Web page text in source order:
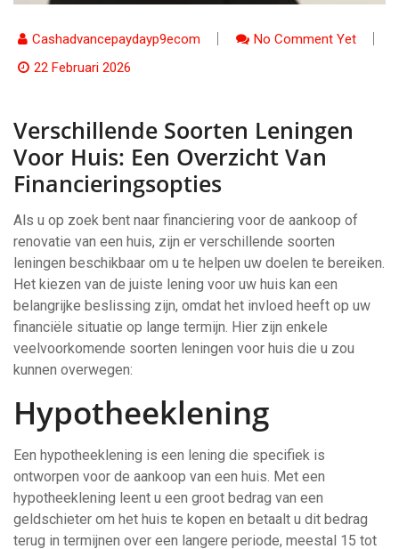
Cashadvancepaydayp9ecom
No Comment Yet
22 Februari 2026
Verschillende Soorten Leningen
Voor Huis: Een Overzicht Van
Financieringsopties
Als u op zoek bent naar financiering voor de aankoop of
renovatie van een huis, zijn er verschillende soorten
leningen beschikbaar om u te helpen uw doelen te bereiken.
Het kiezen van de juiste lening voor uw huis kan een
belangrijke beslissing zijn, omdat het invloed heeft op uw
financiële situatie op lange termijn. Hier zijn enkele
veelvoorkomende soorten leningen voor huis die u zou
kunnen overwegen:
Hypotheeklening
Een hypotheeklening is een lening die specifiek is
ontworpen voor de aankoop van een huis. Met een
hypotheeklening leent u een groot bedrag van een
geldschieter om het huis te kopen en betaalt u dit bedrag
terug in termijnen over een langere periode, meestal 15 tot